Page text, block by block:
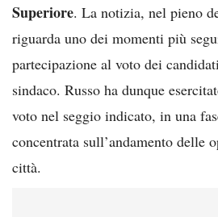
Superiore. La notizia, nel pieno
riguarda uno dei momenti più
partecipazione al voto dei
sindaco. Russo ha dunque
voto nel seggio indicato, in una
concentrata sull’andamento delle
città.